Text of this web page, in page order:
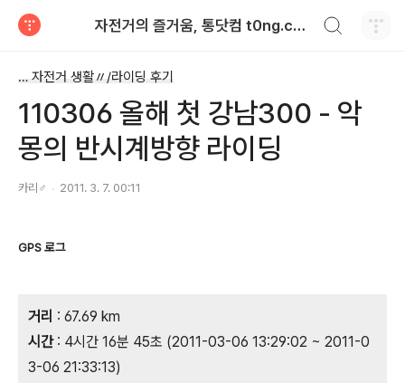
자전거의 즐거움, 통닷컴 t0ng.com™
… 자전거 생활〃/라이딩 후기
110306 올해 첫 강남300 - 악
몽의 반시계방향 라이딩
카리♂ 2011. 3. 7. 00:11
GPS 로그
거리 : 67.69 km
시간: 4시간 16분 45초 (2011-03-06 13:29:02 ~ 2011-0
3-06 21:33:13)